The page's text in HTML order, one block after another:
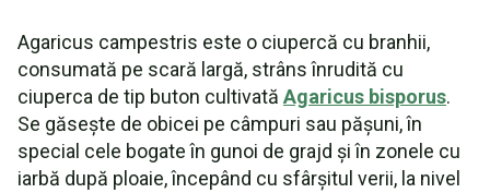
Agaricus campestris Video
Agaricus campestris este o ciupercă cu branhii,
consumată pe scară largă, strâns înrudită cu
ciuperca de tip buton cultivată Agaricus bisporus.
Se găsește de obicei pe câmpuri sau pășuni, în
special cele bogate în gunoi de grajd și în zonele cu
iarbă după ploaie, începând cu sfârșitul verii, la nivel